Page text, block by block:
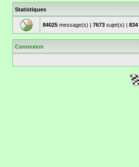
Statistiques
84025 message(s) | 7673 sujet(s) | 834
Connexion